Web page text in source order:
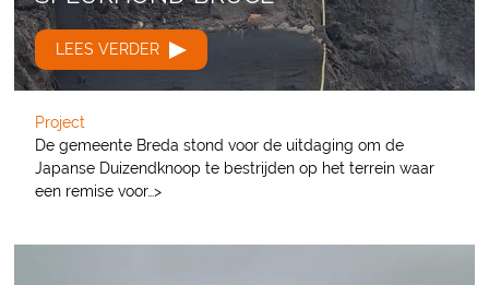
LEES VERDER
Project
De gemeente Breda stond voor de uitdaging om de
Japanse Duizendknoop te bestrijden op het terrein waar
een remise voor…>